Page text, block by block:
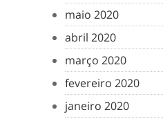
maio 2020
abril 2020
março 2020
fevereiro 2020
janeiro 2020